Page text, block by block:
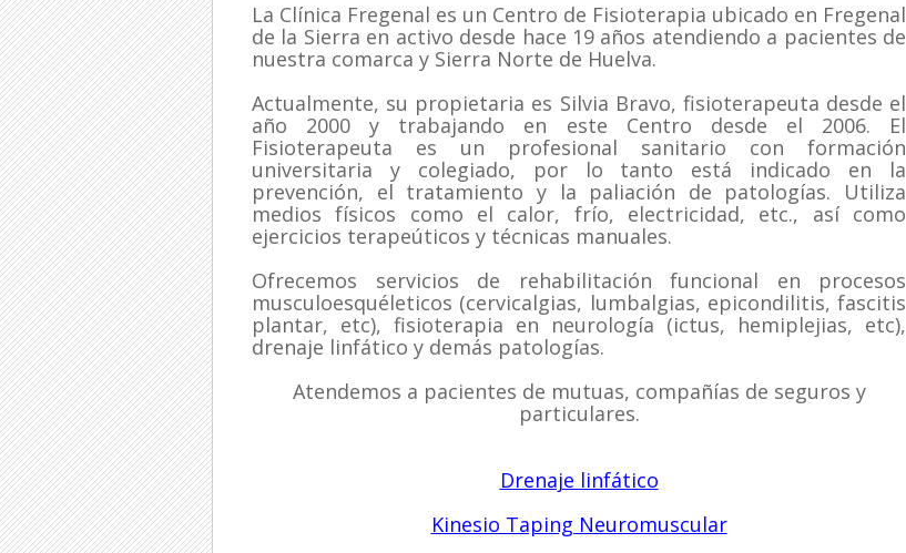
La Clínica Fregenal es un Centro de Fisioterapia ubicado en Fregenal
de la Sierra en activo desde hace 19 años atendiendo a pacientes de
nuestra comarca y Sierra Norte de Huelva.
Actualmente, su propietaria es Silvia Bravo, fisioterapeuta desde el
año 2000 y trabajando en este Centro desde el 2006. El
Fisioterapeuta es un profesional sanitario con formación
universitaria y colegiado, por lo tanto está indicado en la
prevención, el tratamiento y la paliación de patologías. Utiliza
medios físicos como el calor, frío, electricidad, etc., así como
ejercicios terapeúticos y técnicas manuales.
Ofrecemos servicios de rehabilitación funcional en procesos
musculoesquéleticos (cervicalgias, lumbalgias, epicondilitis, fascitis
plantar, etc), fisioterapia en neurología (ictus, hemiplejias, etc),
drenaje linfático y demás patologías.
Atendemos a pacientes de mutuas, compañías de seguros y
particulares.
Drenaje linfático
Kinesio Taping Neuromuscular